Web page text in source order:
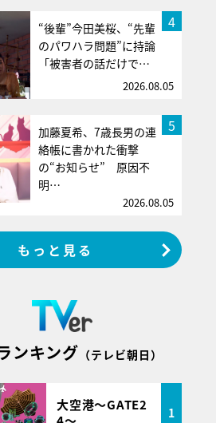
4
“後輩”今田美桜、“先輩
のパワハラ問題”に持論
「被害者の話だけで…
2026.08.05
5
加藤夏希、7歳長男の連
絡帳に書かれた衝撃
の“お知らせ” 原因不
明…
2026.08.05
もっと見る
ンキング （テレビ朝日）
大空港～GATE2
1